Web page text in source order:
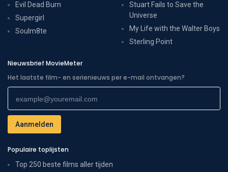
Evil Dead Burn
Supergirl
Soulm8te
Stuart Fails to Save the
Universe
My Life with the Walter Boys
Sterling Point
Nieuwsbrief MovieMeter
Het laatste film- en serienieuws per e-mail ontvangen?
Populaire toplijsten
Top 250 beste films aller tijden